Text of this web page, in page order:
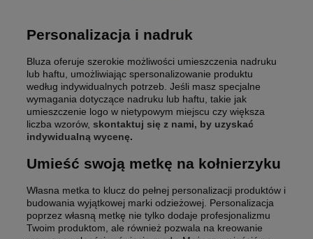
Personalizacja i nadruk
Bluza oferuje szerokie możliwości umieszczenia nadruku
lub haftu, umożliwiając spersonalizowanie produktu
według indywidualnych potrzeb. Jeśli masz specjalne
wymagania dotyczące nadruku lub haftu, takie jak
umieszczenie logo w nietypowym miejscu czy większa
liczba wzorów, skontaktuj się z nami, by uzyskać
indywidualną wycenę.
Umieść swoją metkę na kołnierzyku
Własna metka to klucz do pełnej personalizacji produktów i
budowania wyjątkowej marki odzieżowej. Personalizacja
poprzez własną metkę nie tylko dodaje profesjonalizmu
Twoim produktom, ale również pozwala na kreowanie